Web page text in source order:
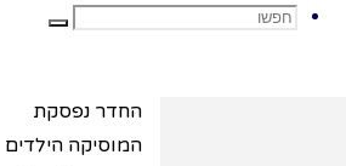
חפשו
חפשו
אותו.
החדר נפסקת
המוסיקה הילדים